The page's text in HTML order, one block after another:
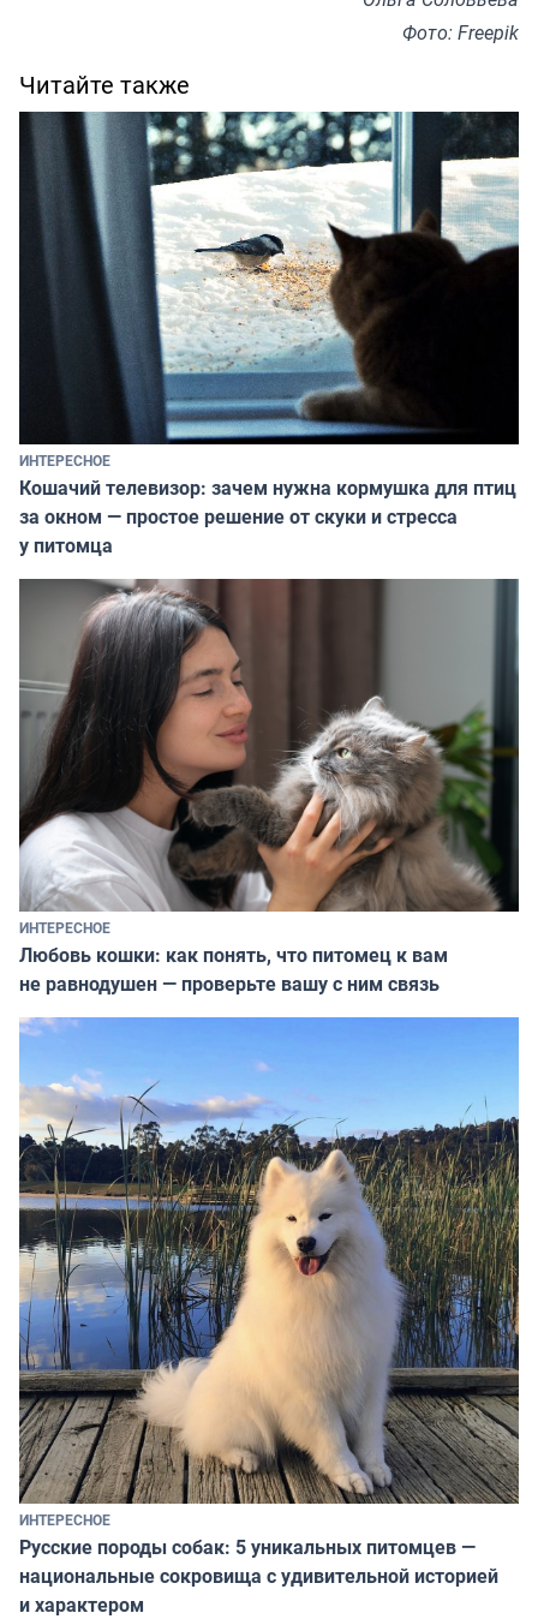
Фото: Freepik
Читайте также
ИНТЕРЕСНОЕ
Кошачий телевизор: зачем нужна кормушка для птиц
за окном — простое решение от скуки и стресса
у питомца
ИНТЕРЕСНОЕ
Любовь кошки: как понять, что питомец к вам
не равнодушен — проверьте вашу с ним связь
ИНТЕРЕСНОЕ
Русские породы собак: 5 уникальных питомцев —
национальные сокровища с удивительной историей
и характером